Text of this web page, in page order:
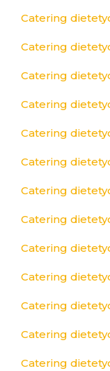
Catering
Catering
Catering
Catering
Catering
Catering
Catering
Catering
Catering
Catering
Catering
Catering
Catering